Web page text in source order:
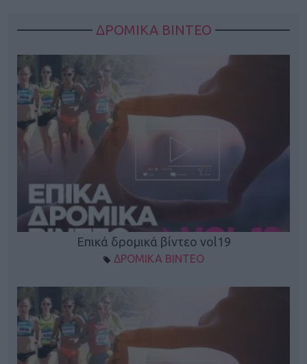
ΔΡΟΜΙΚΑ ΒΙΝΤΕΟ
Επικά δρομικά βίντεο vol19
ΔΡΟΜΙΚΑ ΒΙΝΤΕΟ